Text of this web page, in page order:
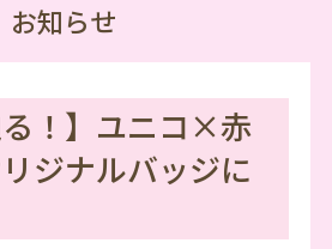
お知らせ
る！】ユニコ×赤
ジナルバッジに